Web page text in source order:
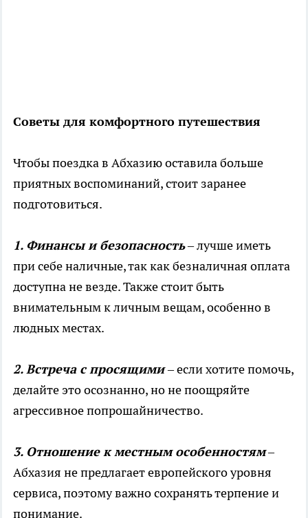
Советы для комфортного путешествия
Чтобы поездка в Абхазию оставила больше
приятных воспоминаний, стоит заранее
подготовиться.
1. Финансы и безопасность– лучше иметь
при себе наличные, так как безналичная оплата
доступна не везде. Также стоит быть
внимательным к личным вещам, особенно в
людных местах.
2. Встреча с просящими– если хотите помочь,
делайте это осознанно, но не поощряйте
агрессивное попрошайничество.
3. Отношение к местным особенностям–
Абхазия не предлагает европейского уровня
сервиса, поэтому важно сохранять терпение и
понимание.